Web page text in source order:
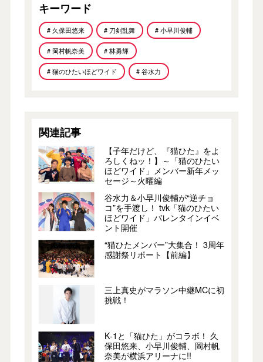
キーワード
# 久保田悠来 # 刀剣乱舞 # 小早川俊輔
# 岡村帆奈美 # 林勇輝
# 猫のひたいほどワイド # 谷水力
関連記事
【子年だけど、『猫ひた』をよ
ろしくねッ！】～「猫のひたい
ほどワイド」メンバー新年メッ
セージ～火曜編
谷水力＆小早川俊輔が“逆チョ
コ”を手渡し！ tvk「猫のひたい
ほどワイド」バレンタインイベ
ント開催
“猫ひたメンバー”大集合！ 3周年
感謝祭リポート【前編】
三上真史がマラソン中継MCに初
挑戦！
K-1と「猫ひた」がコラボ！ 久
保田悠来、小早川俊輔、岡村帆
奈美が横浜アリーナに!!